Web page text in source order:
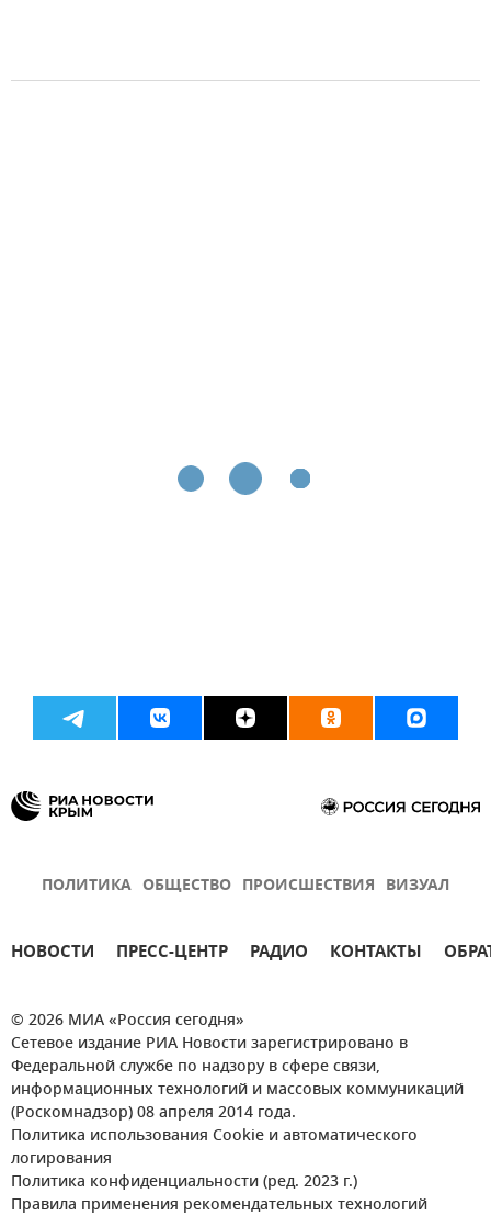
ПОЛИТИКА ОБЩЕСТВО ПРОИСШЕСТВИЯ ВИЗУАЛ
НОВОСТИ ПРЕСС-ЦЕНТР РАДИО КОНТАКТЫ
© 2026 МИА «Россия сегодня»
Сетевое издание РИА Новости зарегистрировано в
Федеральной службе по надзору в сфере связи,
информационных технологий и массовых коммуникаций
(Роскомнадзор) 08 апреля 2014 года.
Политика использования Cookie и автоматического
логирования
Политика конфиденциальности (ред. 2023 г.)
Правила применения рекомендательных технологий